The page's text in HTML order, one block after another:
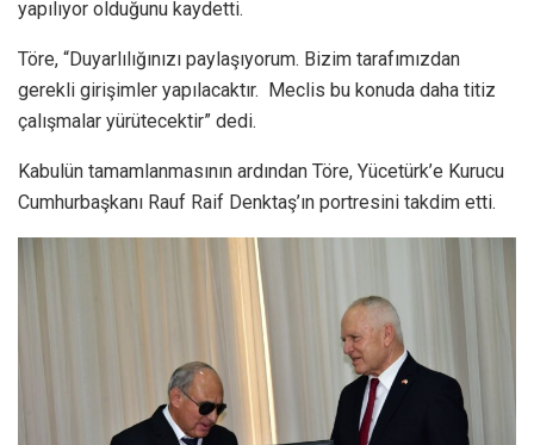
yapılıyor olduğunu kaydetti.
Töre, “Duyarlılığınızı paylaşıyorum. Bizim tarafımızdan
gerekli girişimler yapılacaktır. Meclis bu konuda daha titiz
çalışmalar yürütecektir” dedi.
Kabulün tamamlanmasının ardından Töre, Yücetürk’e Kurucu
Cumhurbaşkanı Rauf Raif Denktaş’ın portresini takdim etti.